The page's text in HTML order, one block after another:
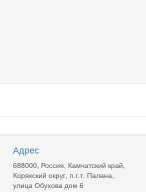
Адрес
688000, Россия, Камчатский край,
Корякский округ, п.г.т. Палана,
улица Обухова дом 6